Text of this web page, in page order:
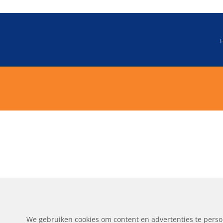
We gebruiken cookies om content en advertenties te